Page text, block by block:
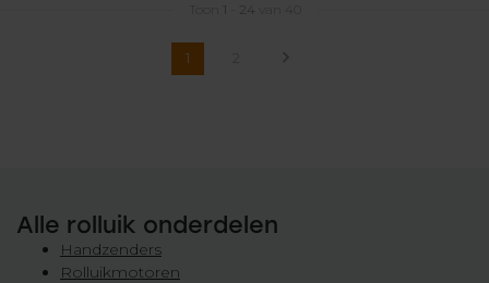
1 24 van 40
1
Alle rolluik onderdelen
Handzenders
Rolluikmotoren